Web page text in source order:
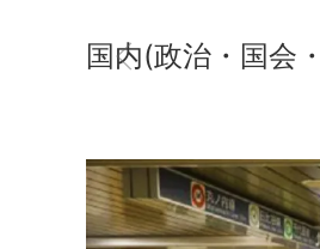
国内(政治・国会